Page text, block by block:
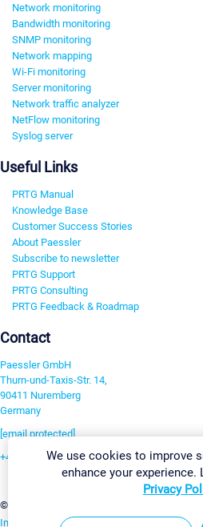
Network monitoring
Bandwidth monitoring
SNMP monitoring
Network mapping
Wi-Fi monitoring
Server monitoring
Network traffic analyzer
NetFlow monitoring
Syslog server
Useful Links
PRTG Manual
Knowledge Base
Customer Success Stories
About Paessler
Subscribe to newsletter
PRTG Support
PRTG Consulting
PRTG Feedback & Roadmap
Contact
Paessler GmbH
Thurn-und-Taxis-Str. 14,
90411 Nuremberg
Germany
[email protected]
+49 911 93775-0
©2026 Paessler GmbH
Imprint Report Vulnerability Download & Install
We use cookies to improve
enhance your experience.
Privacy